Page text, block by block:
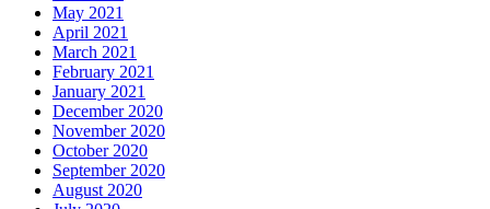
May 2021
April 2021
March 2021
February 2021
January 2021
December 2020
November 2020
October 2020
September 2020
August 2020